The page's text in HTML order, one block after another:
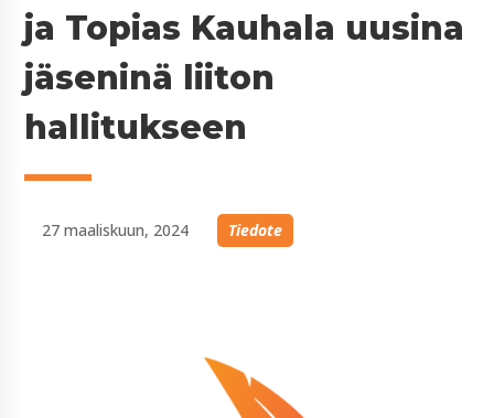
ja Topias Kauhala uusina
jäseninä liiton
hallitukseen